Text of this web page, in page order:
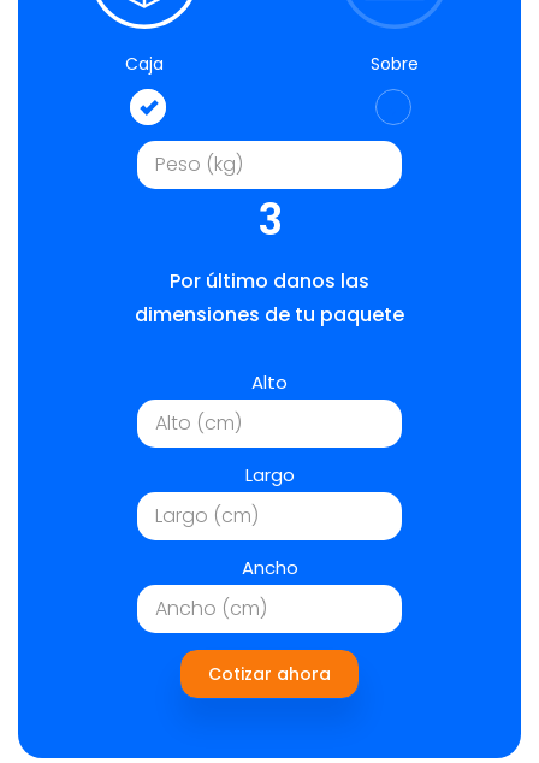
Caja Sobre
3
Por último danos las
dimensiones de tu paquete
Alto
Largo
Ancho
Cotizar ahora